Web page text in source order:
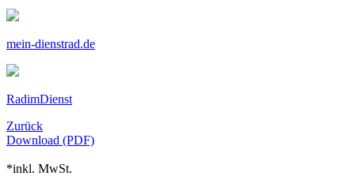
mein-dienstrad.de
RadimDienst
Zurück
Download (PDF)
*inkl. MwSt.